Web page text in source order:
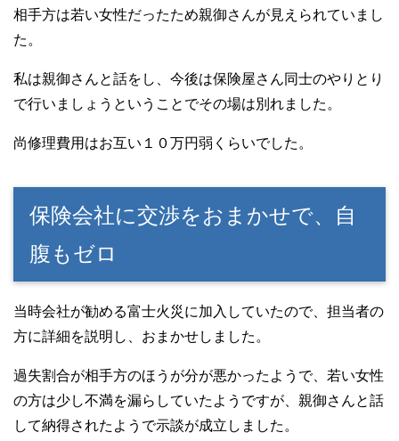
相手方は若い女性だったため親御さんが見えられていまし
た。
私は親御さんと話をし、今後は保険屋さん同士のやりとり
で行いましょうということでその場は別れました。
尚修理費用はお互い１０万円弱くらいでした。
保険会社に交渉をおまかせで、自
腹もゼロ
当時会社が勧める富士火災に加入していたので、担当者の
方に詳細を説明し、おまかせしました。
過失割合が相手方のほうが分が悪かったようで、若い女性
の方は少し不満を漏らしていたようですが、親御さんと話
して納得されたようで示談が成立しました。